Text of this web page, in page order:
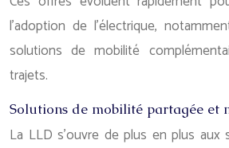
l’adoption de l’électrique,
solutions de mobilité
trajets.
Solutions de mobilité partagée et
La LLD s’ouvre de plus en plus